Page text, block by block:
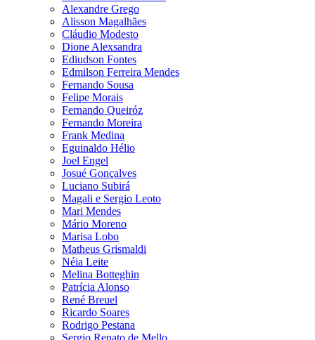
Alexandre Grego
Alisson Magalhães
Cláudio Modesto
Dione Alexsandra
Ediudson Fontes
Edmilson Ferreira Mendes
Fernando Sousa
Felipe Morais
Fernando Queiróz
Fernando Moreira
Frank Medina
Eguinaldo Hélio
Joel Engel
Josué Gonçalves
Luciano Subirá
Magali e Sergio Leoto
Mari Mendes
Mário Moreno
Marisa Lobo
Matheus Grismaldi
Néia Leite
Melina Botteghin
Patrícia Alonso
René Breuel
Ricardo Soares
Rodrigo Pestana
Sergio Renato de Mello